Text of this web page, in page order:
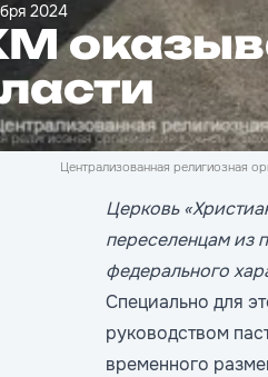
2024
Централизованная религиозная
Церковь
переселенцам из
федерального
Специально для
руководством
временного